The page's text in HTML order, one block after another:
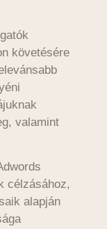
követésére
valamint
célzásához,
alapján